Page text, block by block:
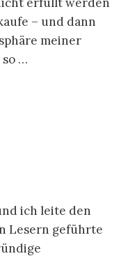
– und dann
meiner
so …
ich leite den
Lesern geführte